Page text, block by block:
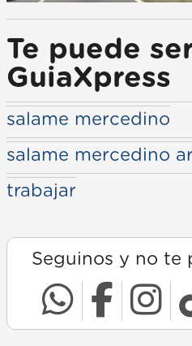
Te puede
GuiaXpress
salame mercedino
salame mercedino
trabajar
Seguinos y no te